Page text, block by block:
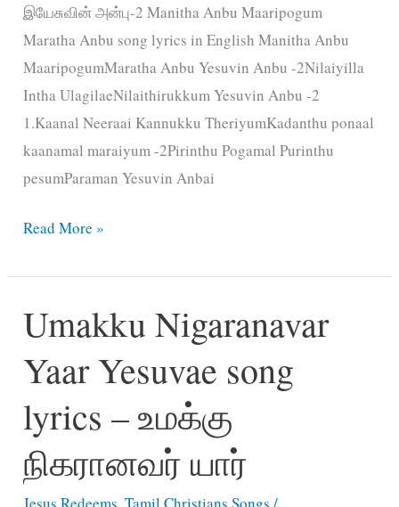
இயேசுவின் அன்பு-2 Manitha Anbu Maaripogum
Maratha Anbu song lyrics in English Manitha Anbu
MaaripogumMaratha Anbu Yesuvin Anbu -2Nilaiyilla
Intha UlagilaeNilaithirukkum Yesuvin Anbu -2
1.Kaanal Neeraai Kannukku TheriyumKadanthu ponaal
kaanamal maraiyum -2Pirinthu Pogamal Purinthu
pesumParaman Yesuvin Anbai
Manitha
Maaripogum
Maratha
Anbu
song
மனித
அன்பு
Read More »
Umakku Nigaranavar
Yaar Yesuvae song
lyrics – உமக்கு
நிகரானவர் யார்
Jesus Redeems ,Tamil Christians Songs /